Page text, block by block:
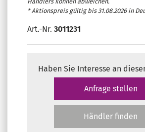
* Aktionspreis gültig bis 31.08.2026 in
Art.-Nr. 3011231
Haben Sie Interesse an
Anfrage stellen
Händler finden